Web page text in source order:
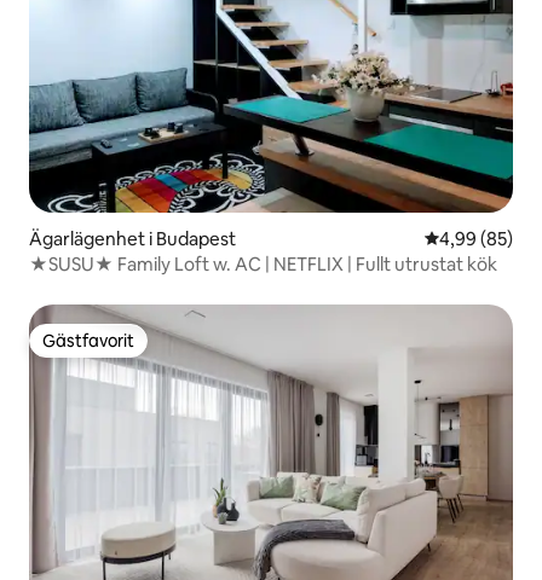
Ägarlägenhet i Budapest 4,99 av 5 i
4,99 (85)
★SUSU★ Family Loft w. AC | NETFLIX | Fullt utrustat kök
Gästfavorit
Gästfavorit